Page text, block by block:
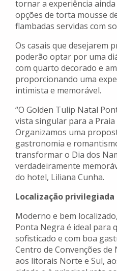
tornar a experiência ainda
opções de torta mousse
flambadas servidas com
Os casais que desejarem
poderão optar por uma
com quarto decorado e
proporcionando uma
intimista e memorável.
“O Golden Tulip Natal
vista singular para a
Organizamos uma
gastronomia e
transformar o Dia dos
verdadeiramente
do hotel, Liliana Cunha.
Localização
Moderno e bem
Ponta Negra é ideal para
sofisticado e com boa
Centro de Convenções de
aos litorais Norte e Sul,